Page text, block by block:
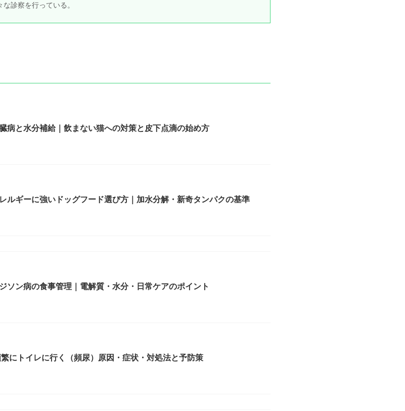
診察を行っている。
病と水分補給｜飲まない猫への対策と皮下点滴の始め方
ルギーに強いドッグフード選び方｜加水分解・新奇タンパクの基準
ソン病の食事管理｜電解質・水分・日常ケアのポイント
繁にトイレに行く（頻尿）原因・症状・対処法と予防策